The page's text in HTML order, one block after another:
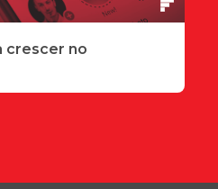
crescer no